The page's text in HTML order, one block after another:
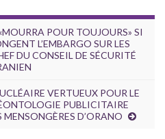
POUR TOUJOURS» SI
L’EMBARGO SUR LES
DU CONSEIL DE SÉCURITÉ
VERTUEUX POUR LE
PUBLICITAIRE
D’ORANO